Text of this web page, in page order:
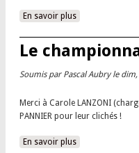
En savoir plusà propos de
Le
Soumis par Pascal Aubryle dim,
Merci à Carole LANZONI
PANNIER pour leur clichés !
En savoir plusà propos de Le